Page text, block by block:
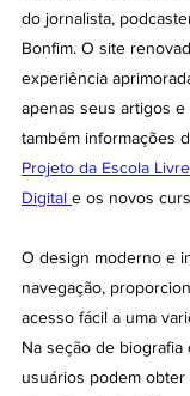
do jornalista,
Bonfim. O site
experiência
apenas seus artigos e
também informações
Projeto da Escola
Digital e os novos
O design moderno e
navegação,
acesso fácil a uma
Na seção de biografia
usuários podem